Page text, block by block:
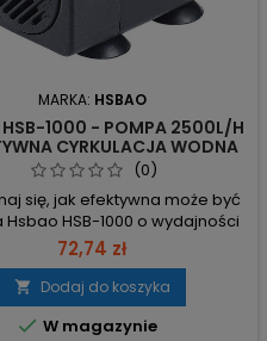
MARKA: HSBAO
HSB-1000 - POMPA 2500L/H
CYRKULACJA WODNA
AKWARIUM MORSKIEGO
(0)
się, jak efektywna może być
HSB-1000 o wydajności
– idealne rozwiązanie do wielu
Wydajność: 2500l/h –
szybkiego i efektywnego
wody. Pobór
– ekonomiczna praca przy
72,74 zł
 Dodaj do koszyka
 W magazynie